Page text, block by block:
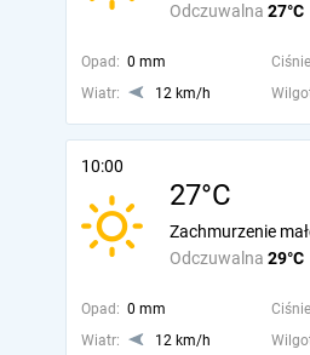
Odczuwalna 27°C
Opad: 0 mm
Wiatr:
12 km/h
10:00
27°C
Odczuwalna 29°C
Zachmurzenie
Opad: 0 mm
Wiatr:
12 km/h